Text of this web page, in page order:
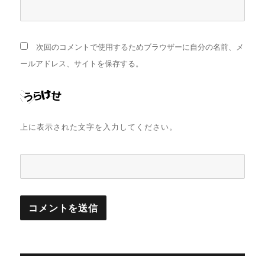
次回のコメントで使用するためブラウザーに自分の名前、メ
ールアドレス、サイトを保存する。
上に表示された文字を入力してください。